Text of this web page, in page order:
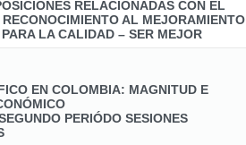
RELACIONADAS CON EL
AL MEJORAMIENTO
LA CALIDAD – SER MEJOR
EN COLOMBIA: MAGNITUD E
PERIÓDO SESIONES